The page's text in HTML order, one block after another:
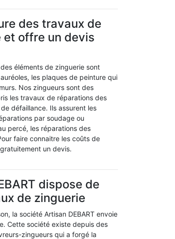
des travaux de
offre un devis
éléments de zinguerie sont
les plaques de peinture qui
Nos zingueurs sont des
les travaux de réparations des
défaillance. Ils assurent les
par soudage ou
percé, les réparations des
faire connaitre les coûts de
un devis.
dispose de
de zinguerie
la société Artisan DEBART envoie
Cette société existe depuis des
zingueurs qui a forgé la